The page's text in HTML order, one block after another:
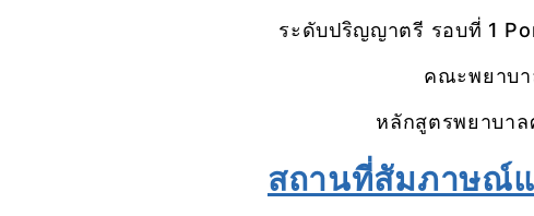
ระดับปริญญาตรี รอบที่ 1
คณะพยาบา
หลักสูตรพยาบา
สถานที่สัมภาษณ์